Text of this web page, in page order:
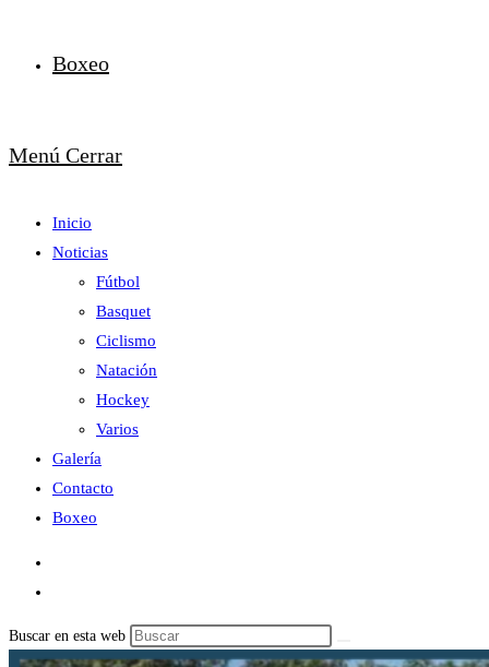
Boxeo
Menú Cerrar
Inicio
Noticias
Fútbol
Basquet
Ciclismo
Natación
Hockey
Varios
Galería
Contacto
Boxeo
Buscar en esta web